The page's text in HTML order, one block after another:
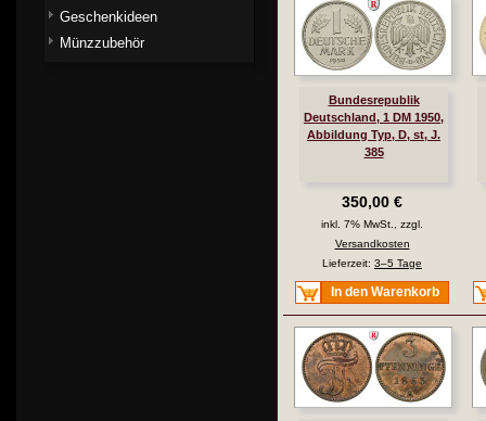
Bundesrepublik
Deutschland, 1 DM 1950,
Abbildung Typ, D, st, J.
385
350,00 €
inkl. 7% MwSt., zzgl.
Versandkosten
Lieferzeit: 3–5 Tage
In den Warenkorb
Geschenkideen
Münzzubehör